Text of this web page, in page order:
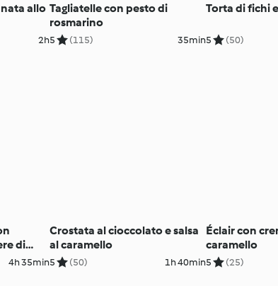
allo
2h
Tagliatelle con pesto di
rosmarino
5 (115) 35min
Torta di fichi
5 (50)
di
4h 35min
Crostata al cioccolato e salsa
al caramello
5 (50) 1h 40min
Éclair con
caramello
5 (25)